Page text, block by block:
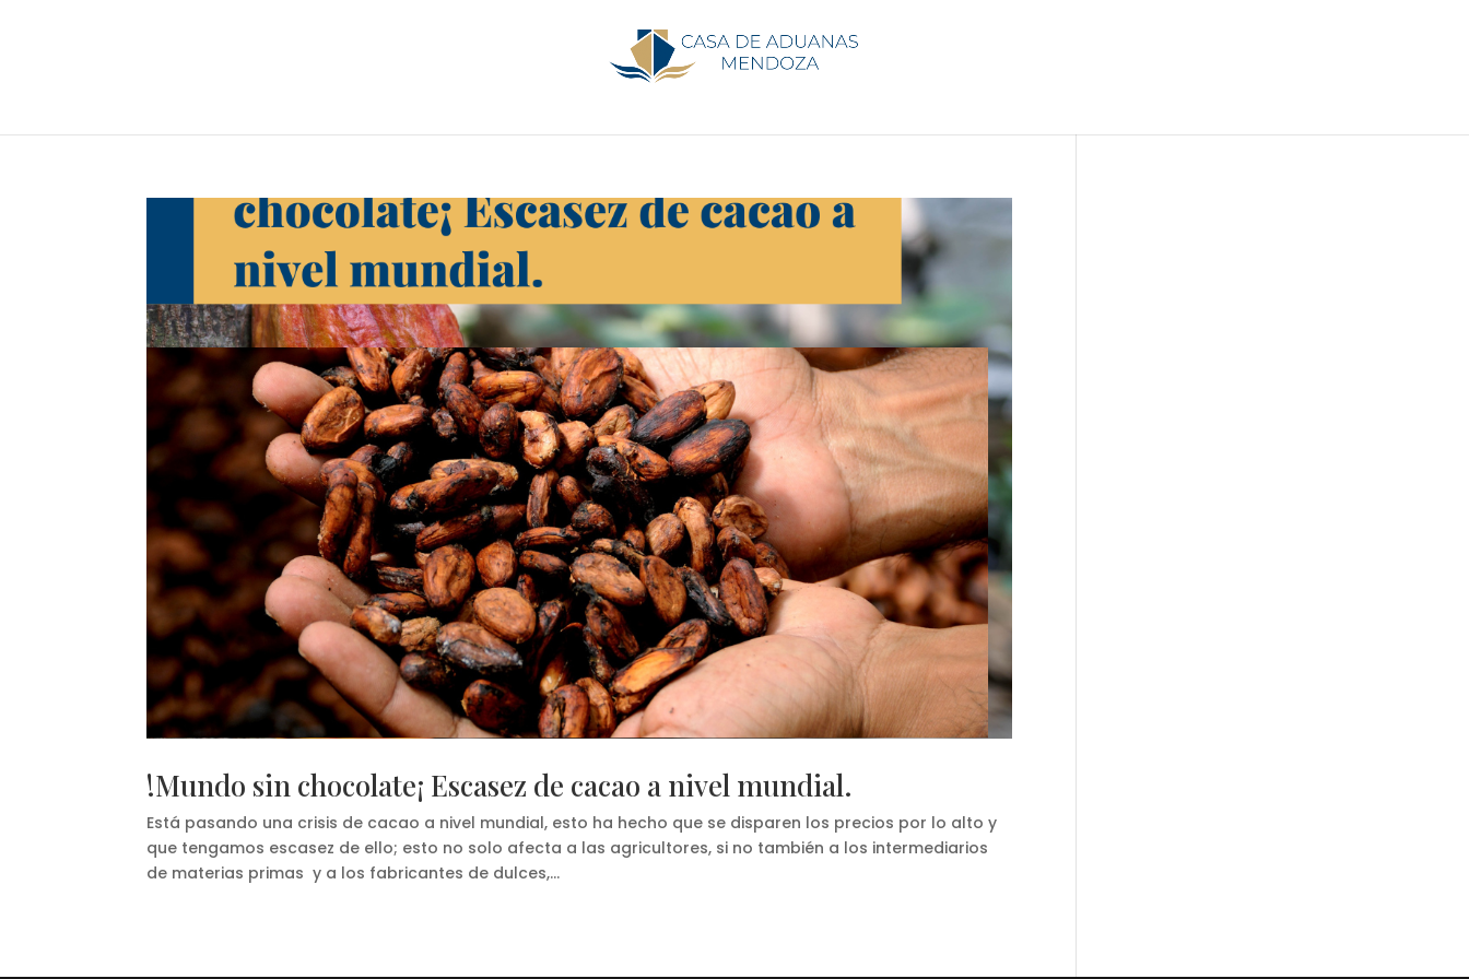
!Mundo sin chocolate¡ Escasez de cacao a nivel mundial.
Está pasando una crisis de cacao a nivel mundial, esto ha hecho que se disparen los precios por lo alto y
que tengamos escasez de ello; esto no solo afecta a las agricultores, si no también a los intermediarios
de materias primas y a los fabricantes de dulces,...